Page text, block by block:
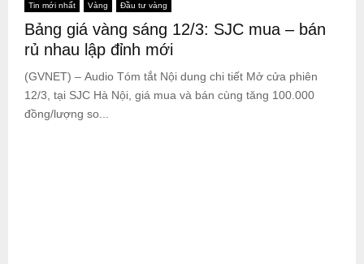
Tin mới nhất Vàng Đầu tư vàng
Bảng giá vàng sáng 12/3: SJC mua – bán
rủ nhau lập đỉnh mới
(GVNET) – Audio Tóm tắt Nội dung chi tiết Mở cửa phiên
12/3, tại SJC Hà Nội, giá mua và bán cùng tăng 100.000
đồng/lượng so...